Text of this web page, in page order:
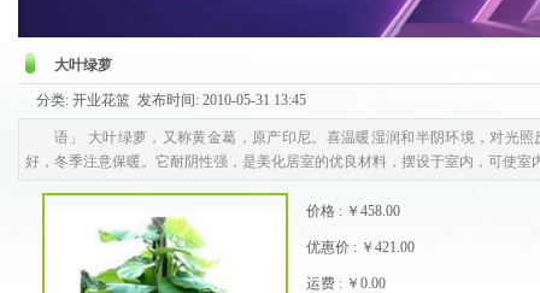
大叶绿萝
分类: 开业花篮 发布时间: 2010-05-31 13:45
语」 大叶绿萝，又称黄金葛，原产印尼。喜温暖湿润和半阴环境，对光
好，冬季注意保暖。它耐阴性强，是美化居室的优良材料，摆设于室内，可使室
价格 : ￥458.00
优惠价 : ￥421.00
运费 : ￥0.00